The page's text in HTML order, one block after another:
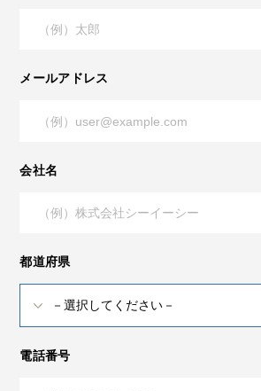
メールアドレス
会社名
都道府県
電話番号